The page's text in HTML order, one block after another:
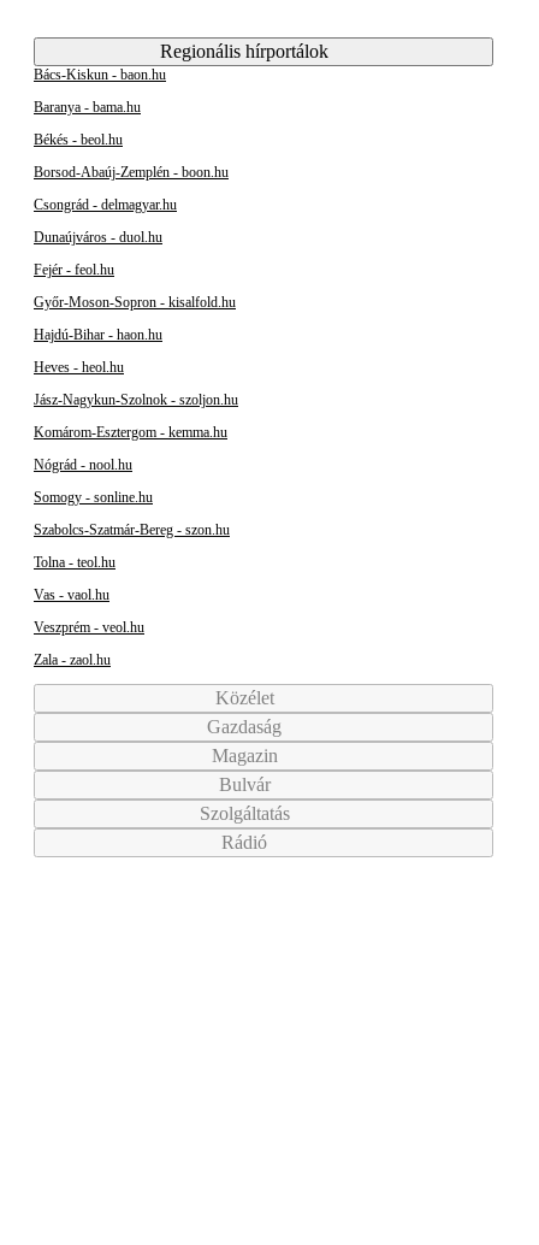
Regionális hírportálok
Bács-Kiskun - baon.hu
Baranya - bama.hu
Békés - beol.hu
Borsod-Abaúj-Zemplén - boon.hu
Csongrád - delmagyar.hu
Dunaújváros - duol.hu
Fejér - feol.hu
Győr-Moson-Sopron - kisalfold.hu
Hajdú-Bihar - haon.hu
Heves - heol.hu
Jász-Nagykun-Szolnok - szoljon.hu
Komárom-Esztergom - kemma.hu
Nógrád - nool.hu
Somogy - sonline.hu
Szabolcs-Szatmár-Bereg - szon.hu
Tolna - teol.hu
Vas - vaol.hu
Veszprém - veol.hu
Zala - zaol.hu
Közélet
Gazdaság
Magazin
Bulvár
Szolgáltatás
Rádió